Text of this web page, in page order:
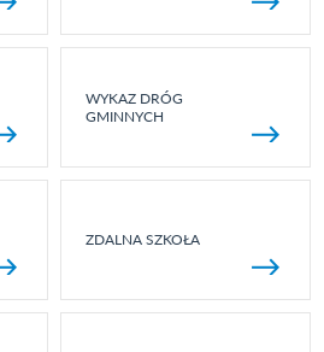
WYKAZ DRÓG
GMINNYCH
ZDALNA SZKOŁA